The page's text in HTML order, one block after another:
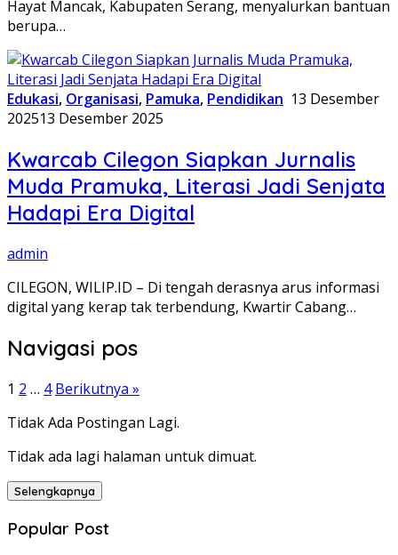
Hayat Mancak, Kabupaten Serang, menyalurkan bantuan
berupa…
Edukasi, Organisasi, Pamuka, Pendidikan 13 Desember
202513 Desember 2025
Kwarcab Cilegon Siapkan Jurnalis
Muda Pramuka, Literasi Jadi Senjata
Hadapi Era Digital
admin
CILEGON, WILIP.ID – Di tengah derasnya arus informasi
digital yang kerap tak terbendung, Kwartir Cabang…
Navigasi pos
1 2 … 4 Berikutnya »
Tidak Ada Postingan Lagi.
Tidak ada lagi halaman untuk dimuat.
Selengkapnya
Popular Post